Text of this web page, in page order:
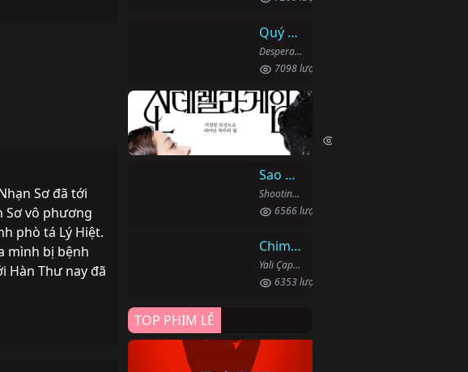
Sơ đã tới
Sơ vô phương
phò tá Lý Hiệt.
mình bị bệnh
Hàn Thư nay đã
Quý Cô Seon Ju Phục Thù
Desperate Mrs. Seonju (2024)
7098 lượt xem
Sao Băng
Shooting Stars (2022)
6566 lượt xem
Chim Bói Cá
Yali Çapkini (2022)
6353 lượt xem
TOP PHIM LẺ